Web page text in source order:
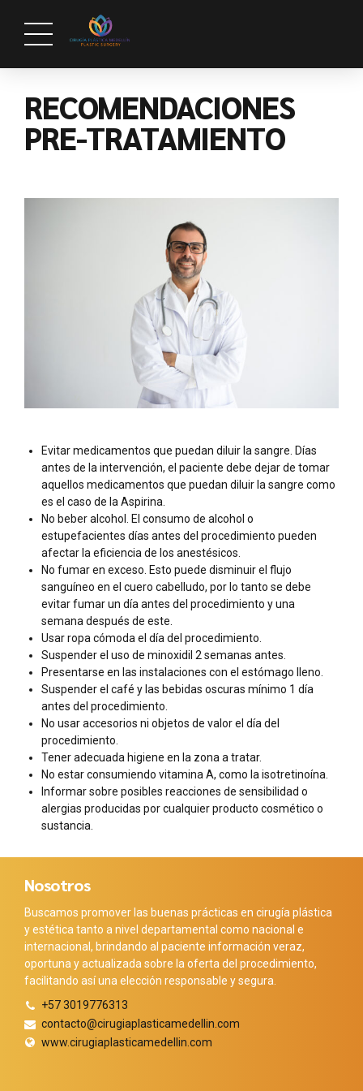
RECOMENDACIONES
PRE-TRATAMIENTO
Evitar medicamentos que puedan diluir la sangre. Días
antes de la intervención, el paciente debe dejar de tomar
aquellos medicamentos que puedan diluir la sangre como
es el caso de la Aspirina.
No beber alcohol. El consumo de alcohol o
estupefacientes días antes del procedimiento pueden
afectar la eficiencia de los anestésicos.
No fumar en exceso. Esto puede disminuir el flujo
sanguíneo en el cuero cabelludo, por lo tanto se debe
evitar fumar un día antes del procedimiento y una
semana después de este.
Usar ropa cómoda el día del procedimiento.
Suspender el uso de minoxidil 2 semanas antes.
Presentarse en las instalaciones con el estómago lleno.
Suspender el café y las bebidas oscuras mínimo 1 día
antes del procedimiento.
No usar accesorios ni objetos de valor el día del
procedimiento.
Tener adecuada higiene en la zona a tratar.
No estar consumiendo vitamina A, como la isotretinoína.
Informar sobre posibles reacciones de sensibilidad o
alergias producidas por cualquier producto cosmético o
sustancia.
Nosotros
Buscamos promover las buenas prácticas en cirugía plástica
y estética tanto a nivel departamental como nacional e
internacional, brindando al paciente información veraz,
oportuna y actualizada sobre la oferta del procedimiento,
facilitando así una elección responsable y segura.
+57 3019776313
contacto@cirugiaplasticamedellin.com
www.cirugiaplasticamedellin.com